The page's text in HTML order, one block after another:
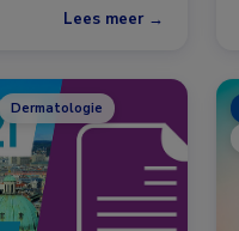
Lees meer →
Dermatologie